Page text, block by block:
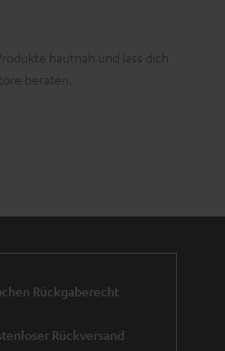
hautnah und lass dich
beraten.
Rückgaberecht
Rückversand